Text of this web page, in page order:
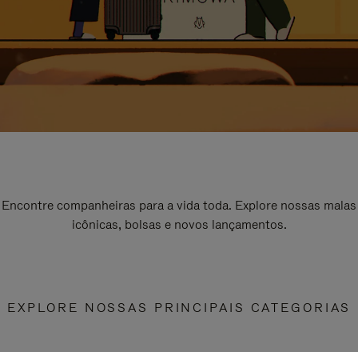
Encontre companheiras para a vida toda. Explore nossas malas
icônicas, bolsas e novos lançamentos.
EXPLORE NOSSAS PRINCIPAIS CATEGORIAS